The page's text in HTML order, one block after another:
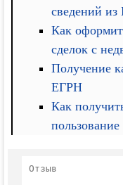
сведений
Как
сделок с
Получение
ЕГРН
Как